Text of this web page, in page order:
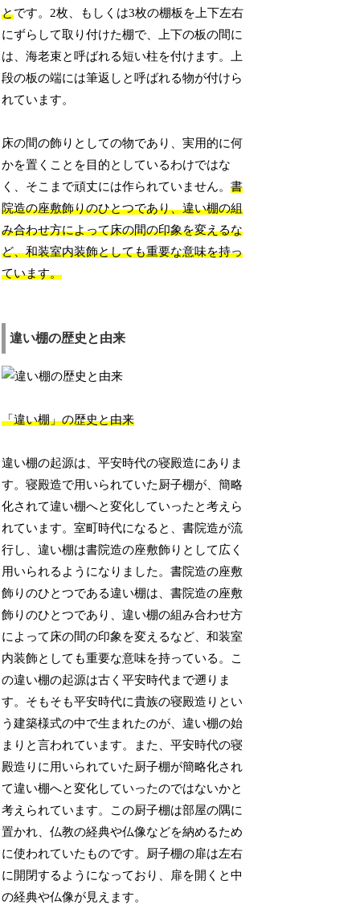
とです。2枚、もしくは3枚の棚板を上下左右
にずらして取り付けた棚で、上下の板の間に
は、海老束と呼ばれる短い柱を付けます。上
段の板の端には筆返しと呼ばれる物が付けら
れています。
床の間の飾りとしての物であり、実用的に何
かを置くことを目的としているわけではな
く、そこまで頑丈には作られていません。書
院造の座敷飾りのひとつであり、違い棚の組
み合わせ方によって床の間の印象を変えるな
ど、和装室内装飾としても重要な意味を持っ
ています。
違い棚の歴史と由来
「違い棚」の歴史と由来
違い棚の起源は、平安時代の寝殿造にありま
す。寝殿造で用いられていた厨子棚が、簡略
化されて違い棚へと変化していったと考えら
れています。室町時代になると、書院造が流
行し、違い棚は書院造の座敷飾りとして広く
用いられるようになりました。書院造の座敷
飾りのひとつである違い棚は、書院造の座敷
飾りのひとつであり、違い棚の組み合わせ方
によって床の間の印象を変えるなど、和装室
内装飾としても重要な意味を持っている。こ
の違い棚の起源は古く平安時代まで遡りま
す。そもそも平安時代に貴族の寝殿造りとい
う建築様式の中で生まれたのが、違い棚の始
まりと言われています。また、平安時代の寝
殿造りに用いられていた厨子棚が簡略化され
て違い棚へと変化していったのではないかと
考えられています。この厨子棚は部屋の隅に
置かれ、仏教の経典や仏像などを納めるため
に使われていたものです。厨子棚の扉は左右
に開閉するようになっており、扉を開くと中
の経典や仏像が見えます。